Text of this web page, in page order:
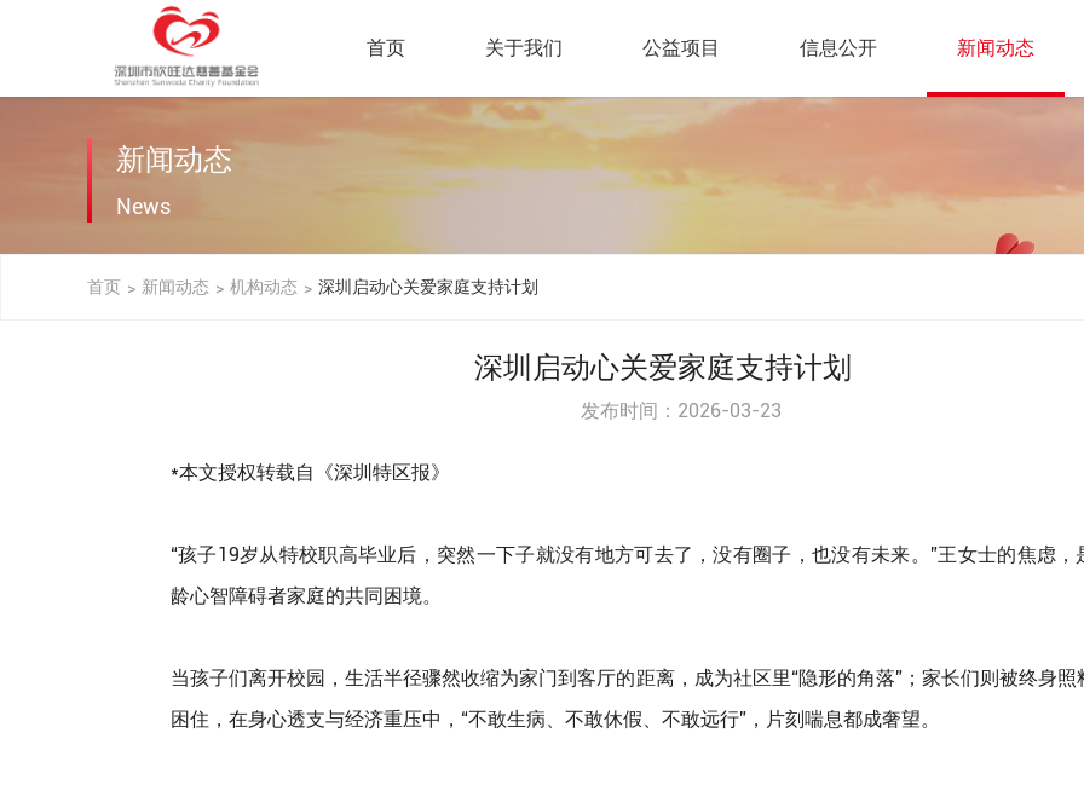
首页 关于我们 公益项目 信息公开 新闻动态
新闻动态
News
首页 > 新闻动态 > 机构动态 > 深圳启动心关爱家庭支持计划
深圳启动心关爱家庭支持计划
发布时间：2026-03-23
*本文授权转载自《深圳特区报》
“孩子19岁从特校职高毕业后，突然一下子就没有地方可去了，没有圈子，也没有未来。”王女士的焦虑，
龄心智障碍者家庭的共同困境。
当孩子们离开校园，生活半径骤然收缩为家门到客厅的距离，成为社区里“隐形的角落”；家长们则被终身照
困住，在身心透支与经济重压中，“不敢生病、不敢休假、不敢远行”，片刻喘息都成奢望。